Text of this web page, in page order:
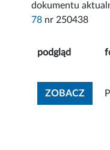
dokumentu
78 nr 250438
podgląd
ZOBACZ